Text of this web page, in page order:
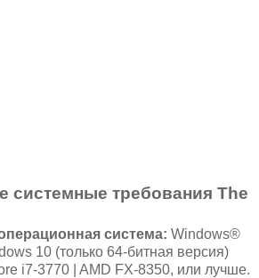
системные требования The
система: Windows®
10 (только 64-битная версия)
i7-3770 | AMD FX-8350, или лучше.